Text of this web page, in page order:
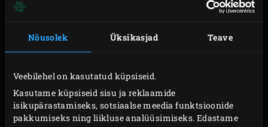
Nõusolek Üksikasjad Teave
Veebilehel on kasutatud küpsiseid.
Kasutame küpsiseid sisu ja reklaamide
isikupärastamiseks, sotsiaalse meedia funktsioonide
pakkumiseks ning liikluse analüüsimiseks. Edastame
valmistamisega. Lõika või tükkideks ja löö kausis
šalotid ja küüslauk ning haki peeneks. Lõika
ja haki tšilli peeneks. Eemalda sidrunisektorite
sisud, viska need ära ja haki koored hästi peeneks.
Peenesta anšoovised ja päikesekuivatatud tomatid.